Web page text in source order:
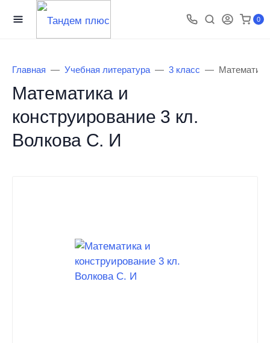
0
Главная Учебная литература 3 класс
Математика и
конструирование 3 кл.
Волкова С. И